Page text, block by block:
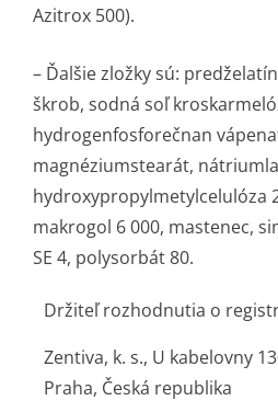
Azitrox 500).
– Ďalšie zložky sú:
škrob, sodná soľ
hydrogenfosforečnan
magnéziumstearát,
hydroxypropyl­metylcelulóza
makrogol 6 000, mastenec,
SE 4, polysorbát 80.
Držiteľ rozhodnutia o
Zentiva, k. s., U kabelovny
Praha, Česká republika